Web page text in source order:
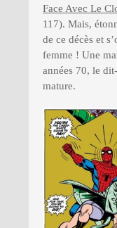
Face Avec Le
117). Mais,
de ce décès et
femme ! Une
années 70, le
mature.